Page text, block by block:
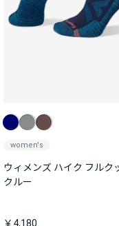
women's
ウィメンズ ハイク フルク
クルー
￥4,180